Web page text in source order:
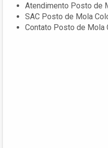
Atendimento Posto de
SAC Posto de Mola
Contato Posto de Mola